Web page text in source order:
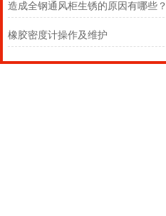
造成全钢通风柜生锈的原因有哪些？
橡胶密度计操作及维护